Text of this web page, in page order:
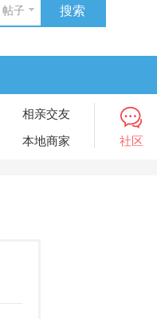
帖子 搜索
相亲交友
本地商家 社区